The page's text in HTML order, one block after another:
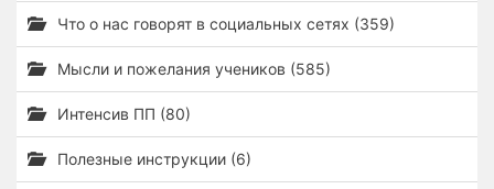
Что о нас говорят в социальных сетях (359)
Мысли и пожелания учеников (585)
Интенсив ПП (80)
Полезные инструкции (6)